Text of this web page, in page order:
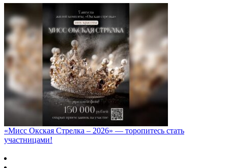
«Мисс Окская Стрелка – 2026» — торопитесь стать
участницами!